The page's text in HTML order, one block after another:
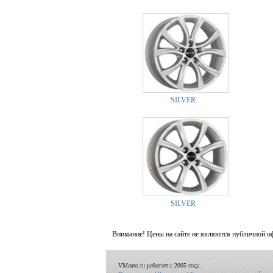
SILVER
SILVER
Внимание! Цены на сайте не являются публичной
VMauto.ru работает с 2005 года.